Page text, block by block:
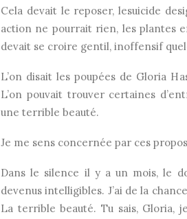
Cela devait le reposer, lesuicide
action ne pourrait rien, les plantes
devait se croire gentil, inoffensif
L’on disait les poupées de Gloria
L’on pouvait trouver certaines
une terrible beauté.
Je me sens concernée par ces
Dans le silence il y a un mois, le
devenus intelligibles. J’ai de la
La terrible beauté. Tu sais, Gloria,